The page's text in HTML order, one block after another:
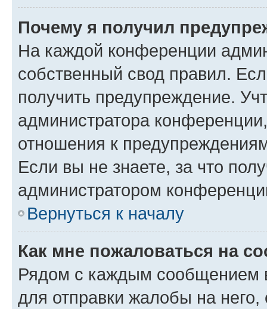
Почему я получил
На каждой конференции
собственный свод правил.
получить предупреждение.
администратора
отношения к
Если вы не знаете, за что
администратором
Вернуться к началу
Как мне пожаловаться на
Рядом с каждым сообщением
для отправки жалобы на